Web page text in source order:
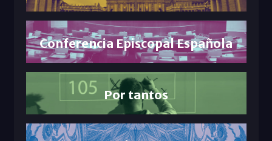
Conferencia Episcopal Española
Por tantos